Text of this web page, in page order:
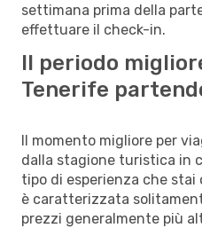
settimana prima della
effettuare il check-in.
Il periodo
Tenerife
Il momento migliore per
dalla stagione turistica in
tipo di esperienza che stai
è caratterizzata
prezzi generalmente più